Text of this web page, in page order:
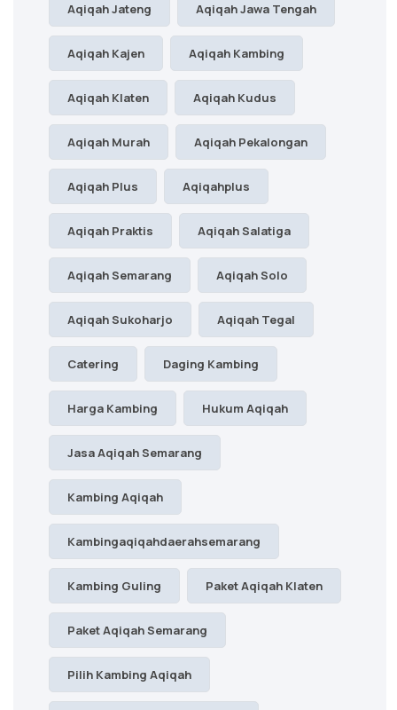
Aqiqah Jateng Aqiqah Jawa Tengah
Aqiqah Kajen Aqiqah Kambing
Aqiqah Klaten Aqiqah Kudus
Aqiqah Murah Aqiqah Pekalongan
Aqiqah Plus Aqiqahplus
Aqiqah Praktis Aqiqah Salatiga
Aqiqah Semarang Aqiqah Solo
Aqiqah Sukoharjo Aqiqah Tegal
Catering Daging Kambing
Harga Kambing Hukum Aqiqah
Jasa Aqiqah Semarang
Kambing Aqiqah
Kambingaqiqahdaerahsemarang
Kambing Guling Paket Aqiqah Klaten
Paket Aqiqah Semarang
Pilih Kambing Aqiqah